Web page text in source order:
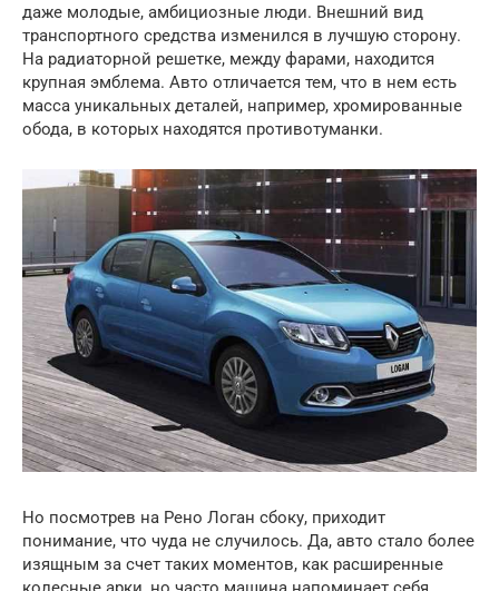
даже молодые, амбициозные люди. Внешний вид
транспортного средства изменился в лучшую сторону.
На радиаторной решетке, между фарами, находится
крупная эмблема. Авто отличается тем, что в нем есть
масса уникальных деталей, например, хромированные
обода, в которых находятся противотуманки.
Но посмотрев на Рено Логан сбоку, приходит
понимание, что чуда не случилось. Да, авто стало более
изящным за счет таких моментов, как расширенные